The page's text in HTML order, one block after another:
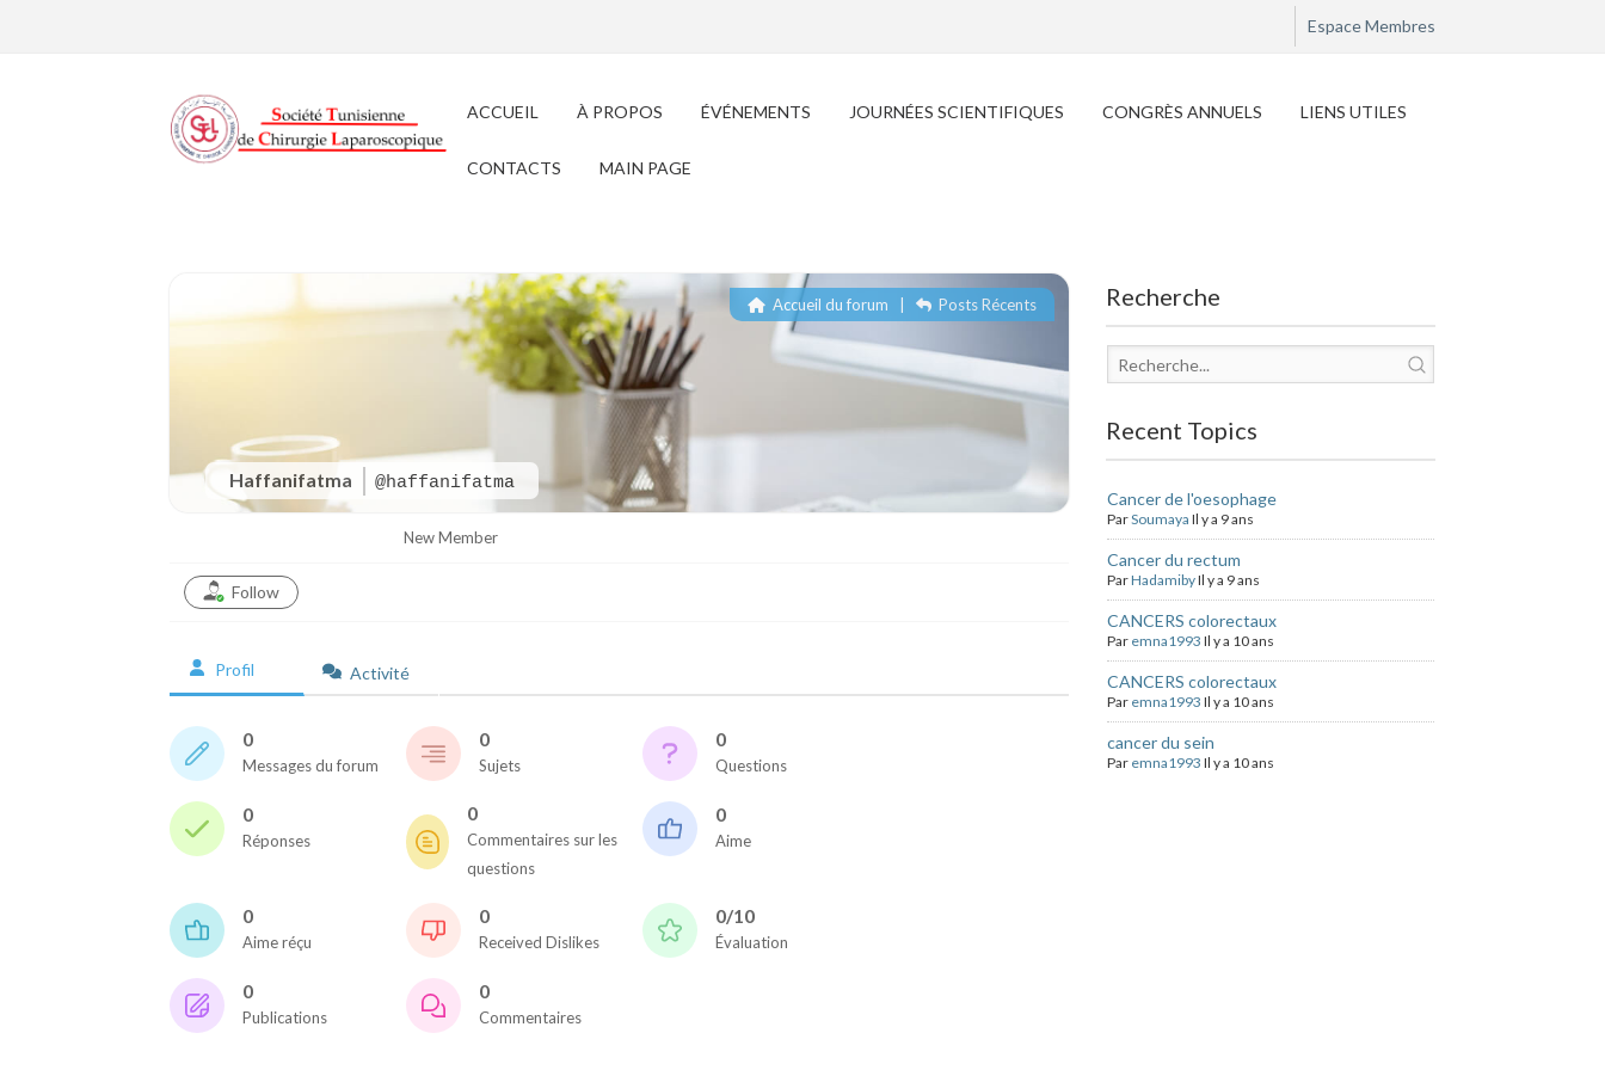
Espace Membres
ACCUEIL À PROPOS ÉVÉNEMENTS JOURNÉES SCIENTIFIQUES CONGRÈS ANNUELS LIENS UTILES
CONTACTS MAIN PAGE
Haffanifatma @haffanifatma
Accueil du forum Posts Récents
New Member
Follow
Profil Activité
0
Messages du forum
0
Sujets
0
Questions
0
Réponses
0
Commentaires sur les
questions
0
Aime
0
Aime réçu
0
Received Dislikes
0/10
Évaluation
0
Publications
0
Commentaires
Recherche
Recent Topics
Cancer de l'oesophage
ParSoumaya Il y a 9 ans
Cancer du rectum
ParHadamibyIl y a 9 ans
CANCERS colorectaux
Par emna1993 Il y a 10 ans
CANCERS colorectaux
Par emna1993 Il y a 10 ans
cancer du sein
Par emna1993 Il y a 10 ans